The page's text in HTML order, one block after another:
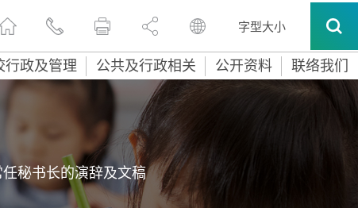
字型大小
行政及管理 公共及行政相关 公开资料 联络我们
秘书长的演辞及文稿